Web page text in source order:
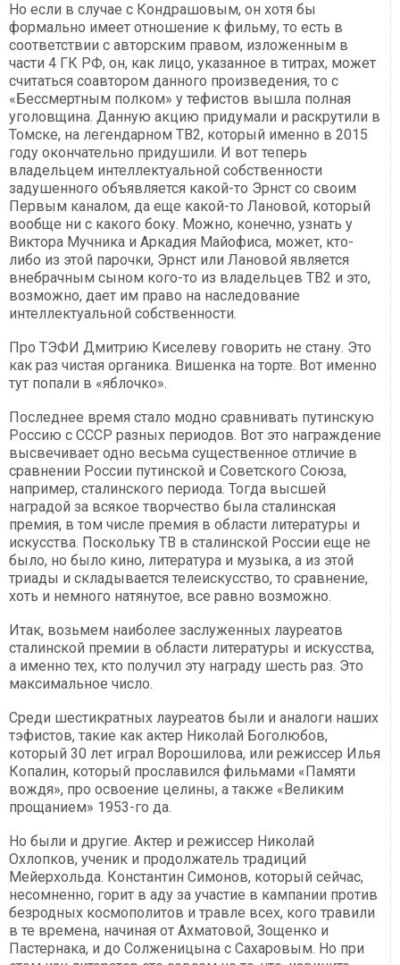
Но если в случае с Кондрашовым, он хотя бы
формально имеет отношение к фильму, то есть в
соответствии с авторским правом, изложенным в
части 4 ГК РФ, он, как лицо, указанное в титрах, может
считаться соавтором данного произведения, то с
«Бессмертным полком» у тефистов вышла полная
уголовщина. Данную акцию придумали и раскрутили в
Томске, на легендарном ТВ2, который именно в 2015
году окончательно придушили. И вот теперь
владельцем интеллектуальной собственности
задушенного объявляется какой-то Эрнст со своим
Первым каналом, да еще какой-то Лановой, который
вообще ни с какого боку. Можно, конечно, узнать у
Виктора Мучника и Аркадия Майофиса, может, кто-
либо из этой парочки, Эрнст или Лановой является
внебрачным сыном кого-то из владельцев ТВ2 и это,
возможно, дает им право на наследование
интеллектуальной собственности.
Про ТЭФИ Дмитрию Киселеву говорить не стану. Это
как раз чистая органика. Вишенка на торте. Вот именно
тут попали в «яблочко».
Последнее время стало модно сравнивать путинскую
Россию с СССР разных периодов. Вот это награждение
высвечивает одно весьма существенное отличие в
сравнении России путинской и Советского Союза,
например, сталинского периода. Тогда высшей
наградой за всякое творчество была сталинская
премия, в том числе премия в области литературы и
искусства. Поскольку ТВ в сталинской России еще не
было, но было кино, литература и музыка, а из этой
триады и складывается телеискусство, то сравнение,
хоть и немного натянутое, все равно возможно.
Итак, возьмем наиболее заслуженных лауреатов
сталинской премии в области литературы и искусства,
а именно тех, кто получил эту награду шесть раз. Это
максимальное число.
Среди шестикратных лауреатов были и аналоги наших
тэфистов, такие как актер Николай Боголюбов,
который 30 лет играл Ворошилова, или режиссер Илья
Копалин, который прославился фильмами «Памяти
вождя», про освоение целины, а также «Великим
прощанием» 1953-го да.
Но были и другие. Актер и режиссер Николай
Охлопков, ученик и продолжатель традиций
Мейерхольда. Константин Симонов, который сейчас,
несомненно, горит в аду за участие в кампании против
безродных космополитов и травле всех, кого травили
в те времена, начиная от Ахматовой, Зощенко и
Пастернака, и до Солженицына с Сахаровым. Но при